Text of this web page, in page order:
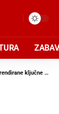
i bezbednosti komunikacije korisnika na platformi